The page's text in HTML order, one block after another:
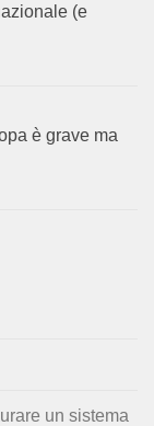
(e
è grave ma
un sistema